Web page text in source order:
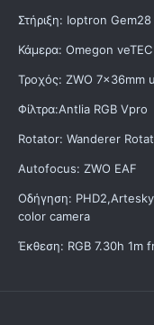
Στήριξη: Ioptron Gem28
Κάμερα: Omegon
Τροχός: ZWO 7x36mm
Φίλτρα:Antlia RGB Vpro
Rotator: Wanderer
Autofocus: ZWO EAF
Οδήγηση:
color camera
Έκθεση: RGB 7.30h 1m